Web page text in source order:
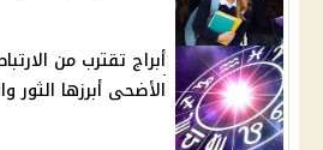
أبراج تقترب من
الأضحى أبرزها الثور